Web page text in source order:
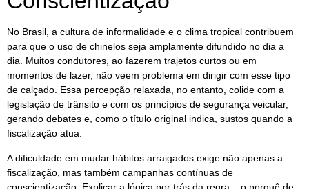
No Brasil, a cultura de informalidade e o clima tropical contribuem
para que o uso de chinelos seja amplamente difundido no dia a
dia. Muitos condutores, ao fazerem trajetos curtos ou em
momentos de lazer, não veem problema em dirigir com esse tipo
de calçado. Essa percepção relaxada, no entanto, colide com a
legislação de trânsito e com os princípios de segurança veicular,
gerando debates e, como o título original indica, sustos quando a
fiscalização atua.
A dificuldade em mudar hábitos arraigados exige não apenas a
fiscalização, mas também campanhas contínuas de
conscientização. Explicar a lógica por trás da regra – o porquê de